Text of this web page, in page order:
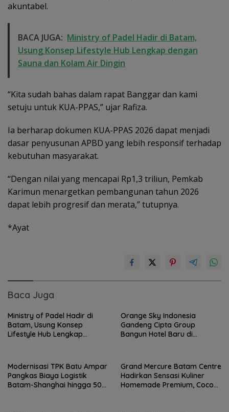
akuntabel.
BACA JUGA: Ministry of Padel Hadir di Batam,
Usung Konsep Lifestyle Hub Lengkap dengan
Sauna dan Kolam Air Dingin
“Kita sudah bahas dalam rapat Banggar dan kami
setuju untuk KUA-PPAS,” ujar Rafiza.
Ia berharap dokumen KUA-PPAS 2026 dapat menjadi
dasar penyusunan APBD yang lebih responsif terhadap
kebutuhan masyarakat.
“Dengan nilai yang mencapai Rp1,3 triliun, Pemkab
Karimun menargetkan pembangunan tahun 2026
dapat lebih progresif dan merata,” tutupnya.
*Ayat
Baca Juga
Ministry of Padel Hadir di
Batam, Usung Konsep
Lifestyle Hub Lengkap
Orange Sky Indonesia
Gandeng Cipta Group
Bangun Hotel Baru di
Modernisasi TPK Batu Ampar
Pangkas Biaya Logistik
Batam-Shanghai hingga 50
Grand Mercure Batam Centre
Hadirkan Sensasi Kuliner
Homemade Premium, Cocok